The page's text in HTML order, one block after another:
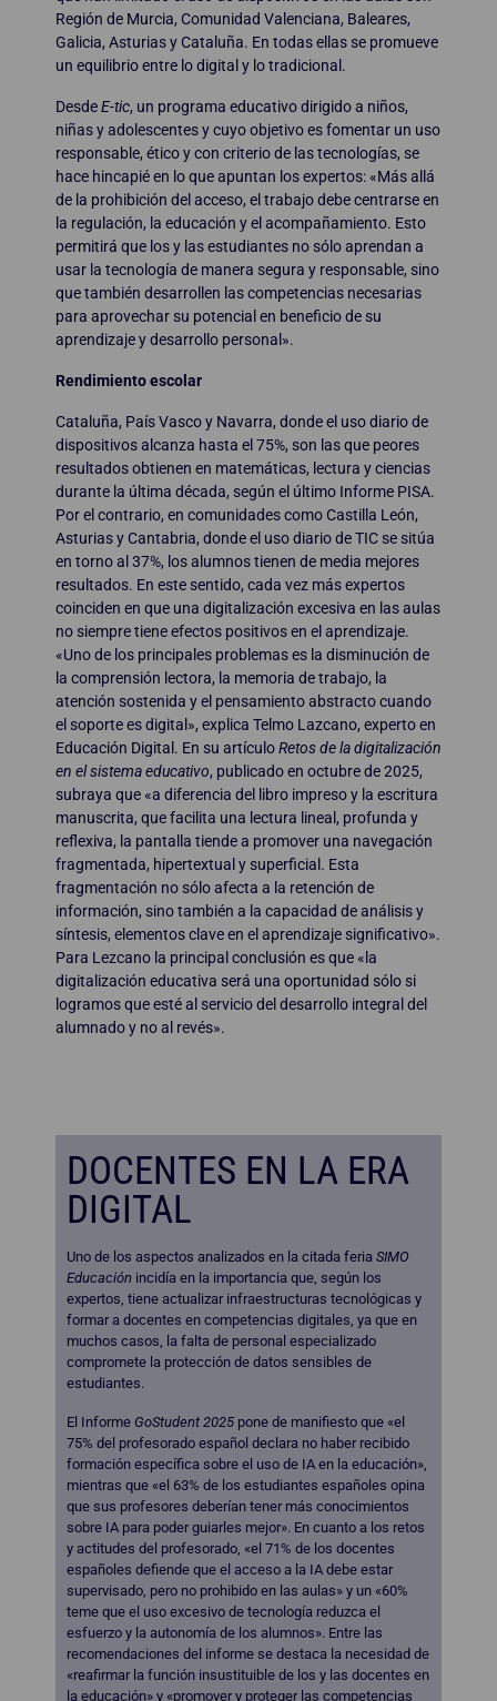
Región de Murcia, Comunidad Valenciana, Baleares,
Galicia, Asturias y Cataluña. En todas ellas se promueve
un equilibrio entre lo digital y lo tradicional.
DesdeE-tic, un programa educativo dirigido a niños,
niñas y adolescentes y cuyo objetivo es fomentar un uso
responsable, ético y con criterio de las tecnologías, se
hace hincapié en lo que apuntan los expertos: «Más allá
de la prohibición del acceso, el trabajo debe centrarse en
la regulación, la educación y el acompañamiento. Esto
permitirá que los y las estudiantes no sólo aprendan a
usar la tecnología de manera segura y responsable, sino
que también desarrollen las competencias necesarias
para aprovechar su potencial en beneficio de su
aprendizaje y desarrollo personal».
Rendimiento escolar
Cataluña, País Vasco y Navarra, donde el uso diario de
dispositivos alcanza hasta el 75%, son las que peores
resultados obtienen en matemáticas, lectura y ciencias
durante la última década, según el último Informe PISA.
Por el contrario, en comunidades como Castilla León,
Asturias y Cantabria, donde el uso diario de TIC se sitúa
en torno al 37%, los alumnos tienen de media mejores
resultados. En este sentido, cada vez más expertos
coinciden en que una digitalización excesiva en las aulas
no siempre tiene efectos positivos en el aprendizaje.
«Uno de los principales problemas es la disminución de
la comprensión lectora, la memoria de trabajo, la
atención sostenida y el pensamiento abstracto cuando
el soporte es digital», explica Telmo Lazcano, experto en
Educación Digital. En su artículoRetos de la digitalización
en el sistema educativo, publicado en octubre de 2025,
subraya que «a diferencia del libro impreso y la escritura
manuscrita, que facilita una lectura lineal, profunda y
reflexiva, la pantalla tiende a promover una navegación
fragmentada, hipertextual y superficial. Esta
fragmentación no sólo afecta a la retención de
información, sino también a la capacidad de análisis y
síntesis, elementos clave en el aprendizaje significativo».
Para Lezcano la principal conclusión es que «la
digitalización educativa será una oportunidad sólo si
logramos que esté al servicio del desarrollo integral del
alumnado y no al revés».
DOCENTES EN LA ERA
DIGITAL
Uno de los aspectos analizados en la citada feria SIMO
Educación incidía en la importancia que, según los
expertos, tiene actualizar infraestructuras tecnológicas y
formar a docentes en competencias digitales, ya que en
muchos casos, la falta de personal especializado
compromete la protección de datos sensibles de
estudiantes.
El Informe GoStudent 2025 pone de manifiesto que «el
75% del profesorado español declara no haber recibido
formación específica sobre el uso de IA en la educación»,
mientras que «el 63% de los estudiantes españoles opina
que sus profesores deberían tener más conocimientos
sobre IA para poder guiarles mejor». En cuanto a los retos
y actitudes del profesorado, «el 71% de los docentes
españoles defiende que el acceso a la IA debe estar
supervisado, pero no prohibido en las aulas» y un «60%
teme que el uso excesivo de tecnología reduzca el
esfuerzo y la autonomía de los alumnos». Entre las
recomendaciones del informe se destaca la necesidad de
«reafirmar la función insustituible de los y las docentes en
la educación» y «promover y proteger las competencias